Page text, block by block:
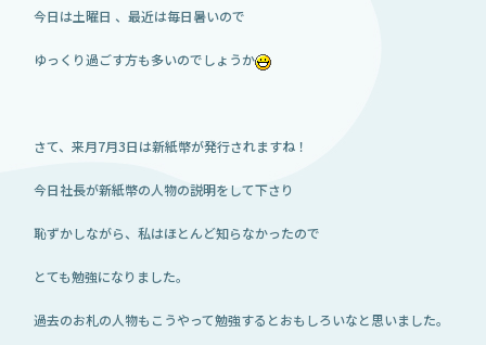
今日は土曜日 、最近は毎日暑いので
ゆっくり過ごす方も多いのでしょうか
さて、来月7月3日は新紙幣が発行されますね！
今日社長が新紙幣の人物の説明をして下さり
恥ずかしながら、私はほとんど知らなかったので
とても勉強になりました。
過去のお札の人物もこうやって勉強するとおもしろいなと思いました。